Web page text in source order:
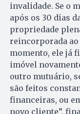
invalidade. Se o
após os 30 dias
propriedade
reincorporada ao
momento, ele já
imóvel
outro mutuário,
são feitos
financeiras, ou
novo cliente”,